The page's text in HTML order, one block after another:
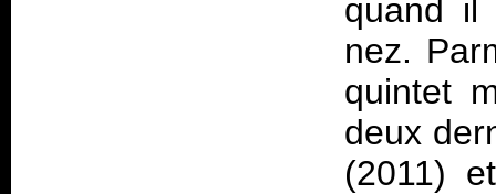
quand il
nez.
quintet
deux
(2011)